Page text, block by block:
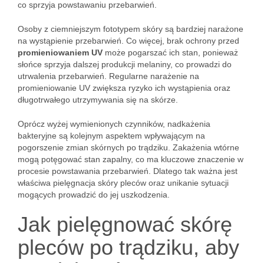
co sprzyja powstawaniu przebarwień.
Osoby z ciemniejszym fototypem skóry są bardziej narażone
na wystąpienie przebarwień. Co więcej, brak ochrony przed
promieniowaniem UV może pogarszać ich stan, ponieważ
słońce sprzyja dalszej produkcji melaniny, co prowadzi do
utrwalenia przebarwień. Regularne narażenie na
promieniowanie UV zwiększa ryzyko ich wystąpienia oraz
długotrwałego utrzymywania się na skórze.
Oprócz wyżej wymienionych czynników, nadkażenia
bakteryjne są kolejnym aspektem wpływającym na
pogorszenie zmian skórnych po trądziku. Zakażenia wtórne
mogą potęgować stan zapalny, co ma kluczowe znaczenie w
procesie powstawania przebarwień. Dlatego tak ważna jest
właściwa pielęgnacja skóry pleców oraz unikanie sytuacji
mogących prowadzić do jej uszkodzenia.
Jak pielęgnować skórę
pleców po trądziku, aby